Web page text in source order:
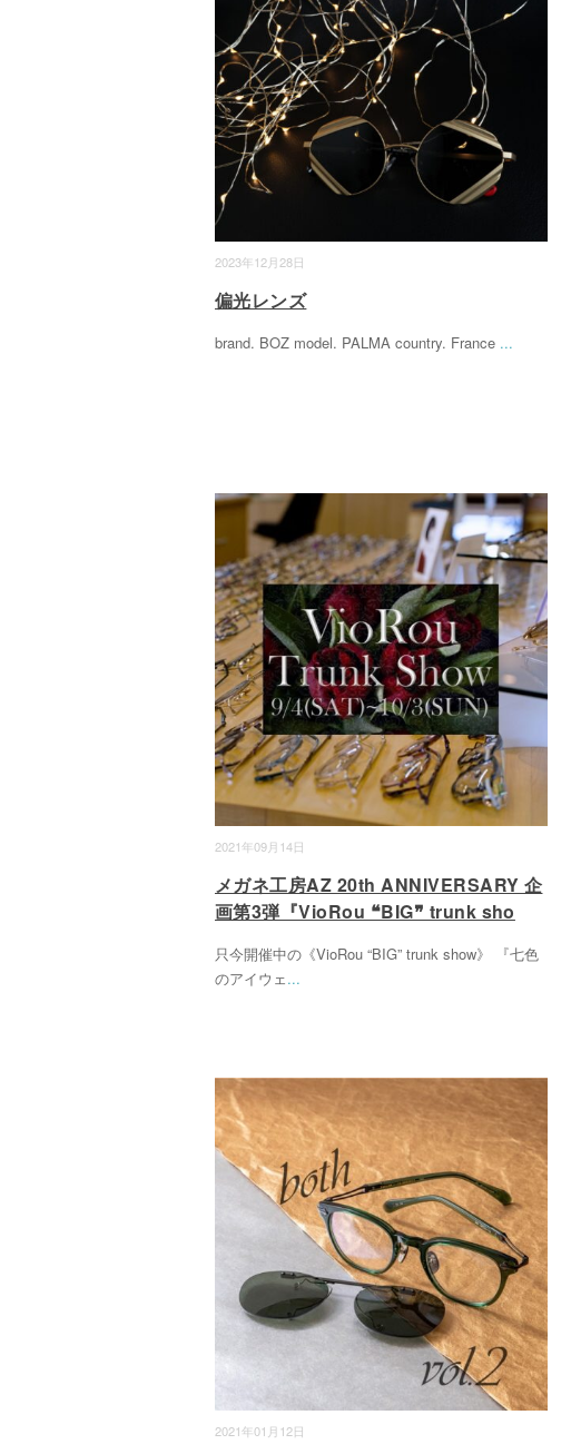
2023年12月28日
偏光レンズ
brand. BOZ model. PALMA country. France ...
2021年09月14日
メガネ工房AZ 20th ANNIVERSARY 企
画第3弾『VioRou ❝BIG❞ trunk sho
只今開催中の《VioRou “BIG” trunk show》 『七色
のアイウェ...
2021年01月12日